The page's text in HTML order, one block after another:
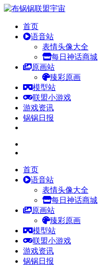
首页
语音站
表情头像大全
每日神话商城
原画站
臻彩原画
模型站
联盟小游戏
游戏资讯
锅锅日报
首页
语音站
表情头像大全
每日神话商城
原画站
臻彩原画
模型站
联盟小游戏
游戏资讯
锅锅日报